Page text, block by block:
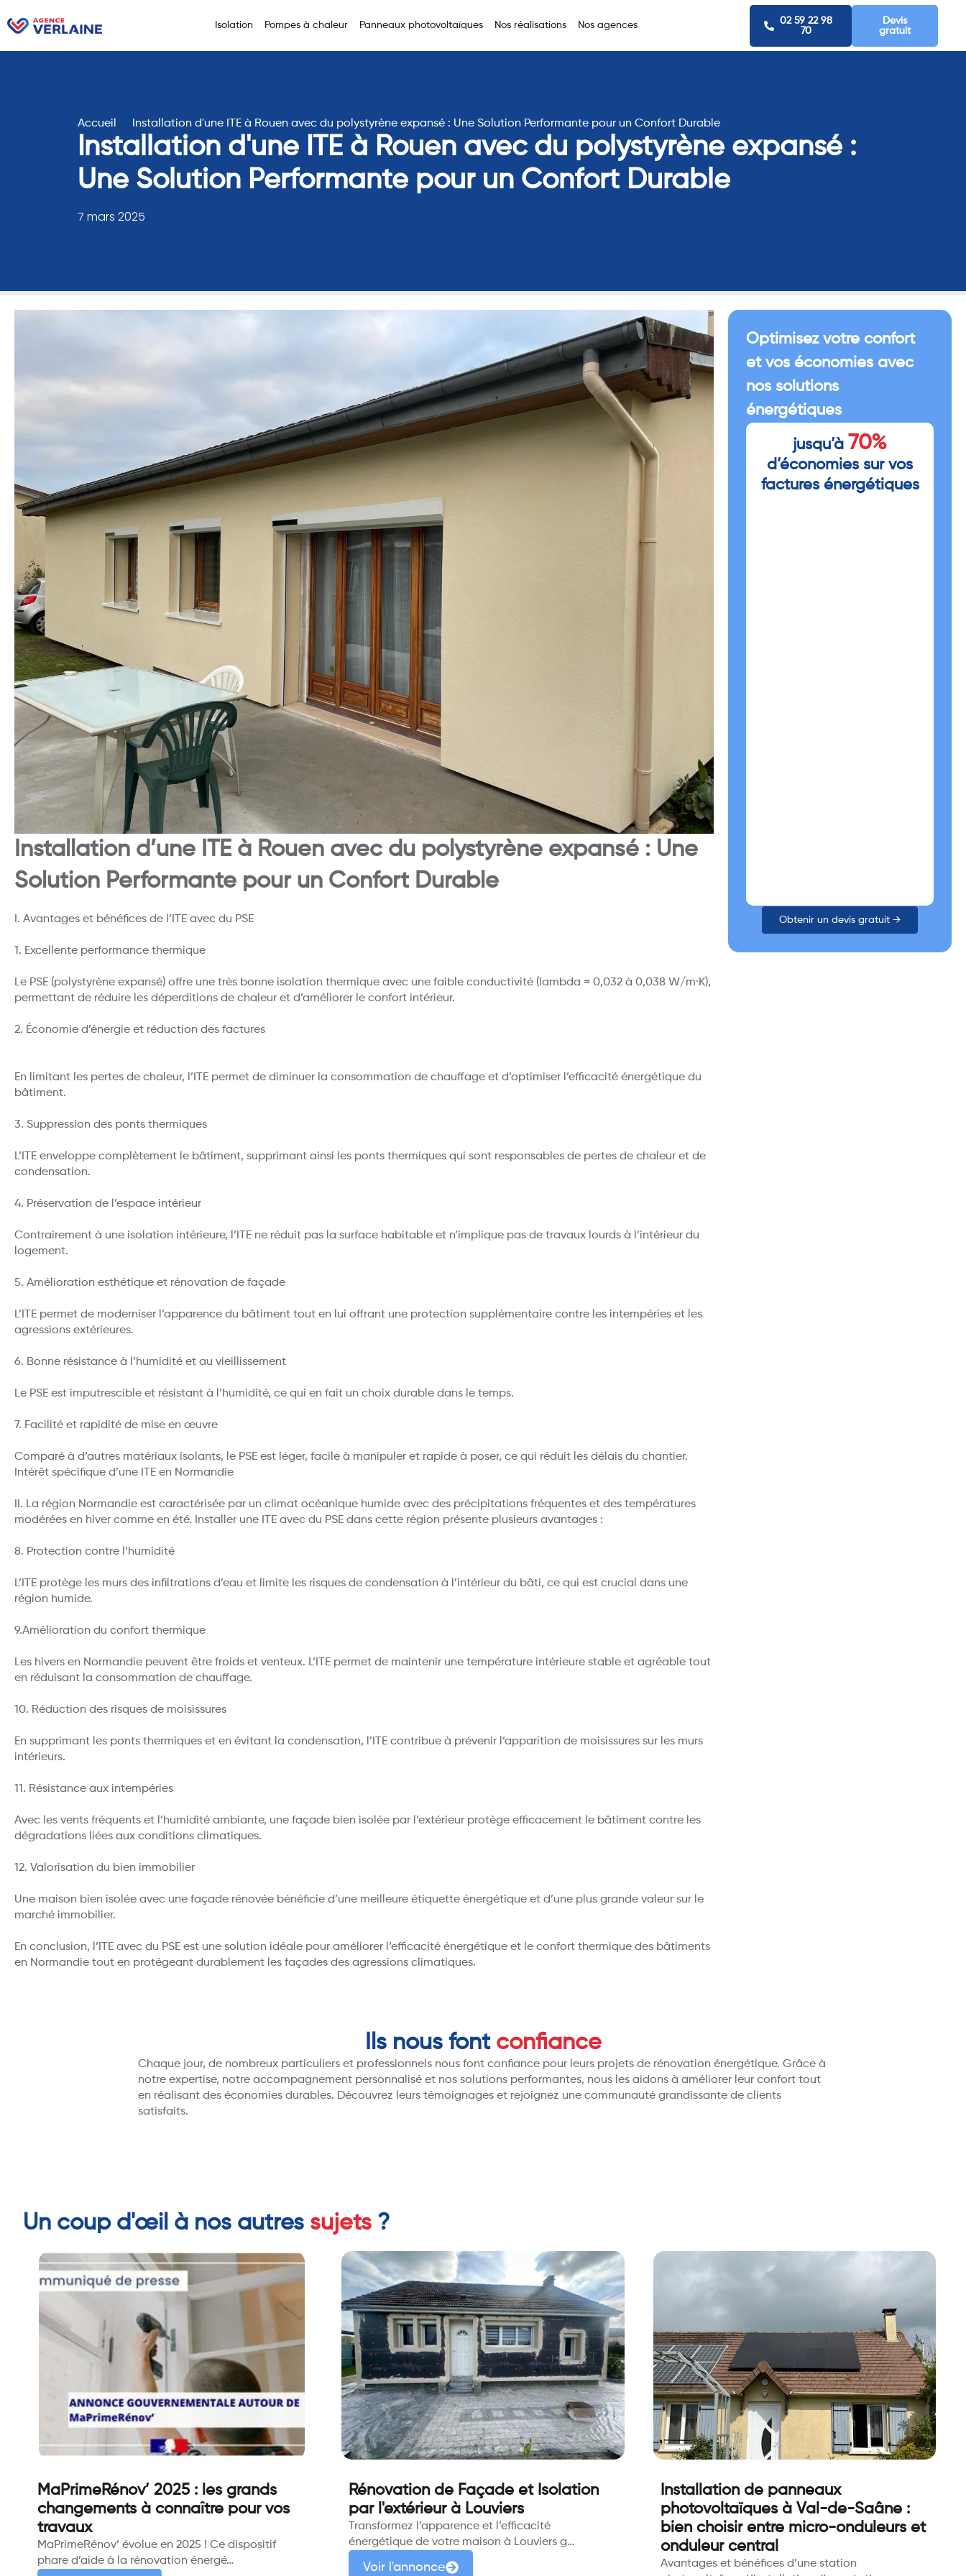
Isolation Pompes à chaleur Panneaux photovoltaïques Nos réalisations Nos agences
02 59 22 98
70
Devis
gratuit
Accueil Installation d'une ITE à Rouen avec du polystyrène expansé : Une Solution Performante pour un Confort Durable
Installation d'une ITE à Rouen avec du polystyrène expansé :
Une Solution Performante pour un Confort Durable
7 mars 2025
Installation d’une ITE à Rouen avec du polystyrène expansé : Une
Solution Performante pour un Confort Durable
I. Avantages et bénéfices de l’ITE avec du PSE
1. Excellente performance thermique
Le PSE (polystyrène expansé) offre une très bonne isolation thermique avec une faible conductivité (lambda ≈ 0,032 à 0,038 W/m·K),
permettant de réduire les déperditions de chaleur et d’améliorer le confort intérieur.
2. Économie d’énergie et réduction des factures
En limitant les pertes de chaleur, l’ITE permet de diminuer la consommation de chauffage et d’optimiser l’efficacité énergétique du
bâtiment.
3. Suppression des ponts thermiques
L’ITE enveloppe complètement le bâtiment, supprimant ainsi les ponts thermiques qui sont responsables de pertes de chaleur et de
condensation.
4. Préservation de l’espace intérieur
Contrairement à une isolation intérieure, l’ITE ne réduit pas la surface habitable et n’implique pas de travaux lourds à l’intérieur du
logement.
5. Amélioration esthétique et rénovation de façade
L’ITE permet de moderniser l’apparence du bâtiment tout en lui offrant une protection supplémentaire contre les intempéries et les
agressions extérieures.
6. Bonne résistance à l’humidité et au vieillissement
Le PSE est imputrescible et résistant à l’humidité, ce qui en fait un choix durable dans le temps.
7. Facilité et rapidité de mise en œuvre
Comparé à d’autres matériaux isolants, le PSE est léger, facile à manipuler et rapide à poser, ce qui réduit les délais du chantier.
Intérêt spécifique d’une ITE en Normandie
II. La région Normandie est caractérisée par un climat océanique humide avec des précipitations fréquentes et des températures
modérées en hiver comme en été. Installer une ITE avec du PSE dans cette région présente plusieurs avantages :
8. Protection contre l’humidité
L’ITE protège les murs des infiltrations d’eau et limite les risques de condensation à l’intérieur du bâti, ce qui est crucial dans une
région humide.
9.Amélioration du confort thermique
Les hivers en Normandie peuvent être froids et venteux. L’ITE permet de maintenir une température intérieure stable et agréable tout
en réduisant la consommation de chauffage.
10. Réduction des risques de moisissures
En supprimant les ponts thermiques et en évitant la condensation, l’ITE contribue à prévenir l’apparition de moisissures sur les murs
intérieurs.
11. Résistance aux intempéries
Avec les vents fréquents et l’humidité ambiante, une façade bien isolée par l’extérieur protège efficacement le bâtiment contre les
dégradations liées aux conditions climatiques.
12. Valorisation du bien immobilier
Une maison bien isolée avec une façade rénovée bénéficie d’une meilleure étiquette énergétique et d’une plus grande valeur sur le
marché immobilier.
En conclusion, l’ITE avec du PSE est une solution idéale pour améliorer l’efficacité énergétique et le confort thermique des bâtiments
en Normandie tout en protégeant durablement les façades des agressions climatiques.
Optimisez votre confort
et vos économies avec
nos solutions
énergétiques
jusqu’à 70%
d’économies sur vos
factures énergétiques
Obtenir un devis gratuit →
Ils nous font confiance
Chaque jour, de nombreux particuliers et professionnels nous font confiance pour leurs projets de rénovation énergétique. Grâce à
notre expertise, notre accompagnement personnalisé et nos solutions performantes, nous les aidons à améliorer leur confort tout
en réalisant des économies durables. Découvrez leurs témoignages et rejoignez une communauté grandissante de clients
satisfaits.
Un coup d'œil à nos autres sujets ?
MaPrimeRénov’ 2025 : les grands
changements à connaître pour vos
travaux
MaPrimeRénov’ évolue en 2025 ! Ce dispositif
phare d’aide à la rénovation énergé…
Rénovation de Façade et Isolation
par l'extérieur à Louviers
Transformez l’apparence et l’efficacité
énergétique de votre maison à Louviers g…
Voir l'annonce
Installation de panneaux
photovoltaïques à Val-de-Saâne :
bien choisir entre micro-onduleurs et
onduleur central
Avantages et bénéfices d’une station